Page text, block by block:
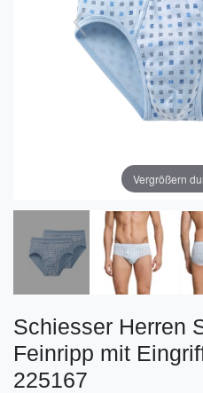
Vergrößern
Schiesser Herren
Feinripp mit
225167